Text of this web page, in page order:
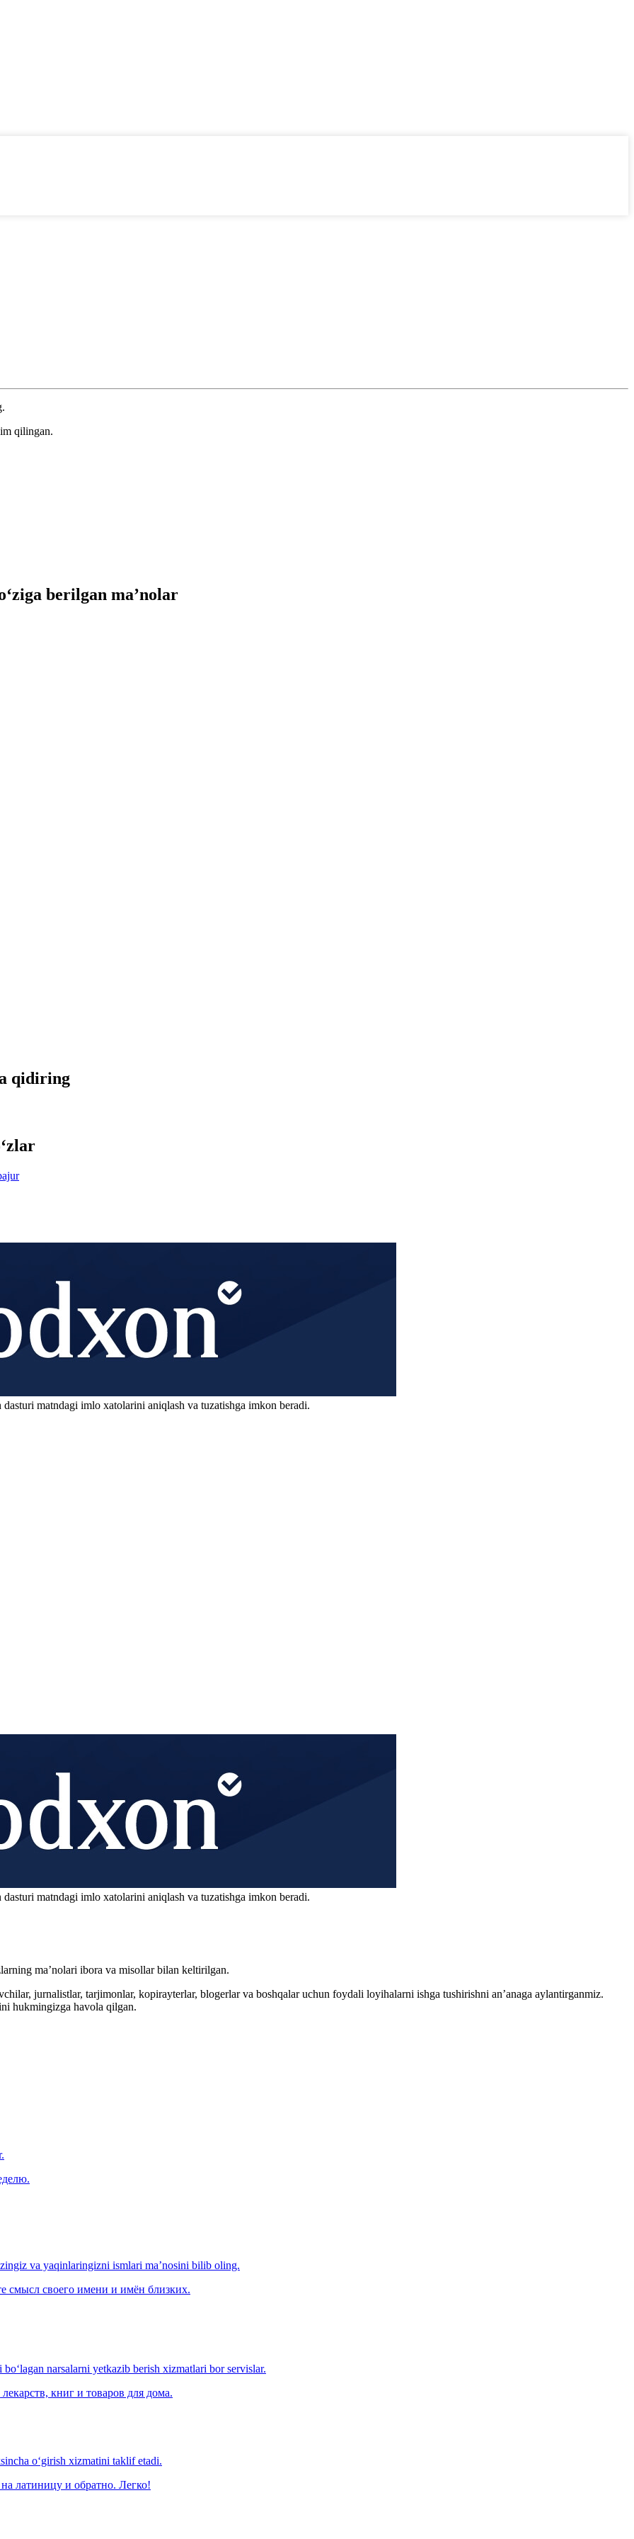
qilingan.
berilgan ma’nolar
qidiring
matndagi imlo xatolarini aniqlash va tuzatishga imkon beradi.
matndagi imlo xatolarini aniqlash va tuzatishga imkon beradi.
ma’nolari ibora va misollar bilan keltirilgan.
jurnalistlar, tarjimonlar, kopirayterlar, blogerlar va boshqalar uchun foydali loyihalarni ishga tushirishni an’anaga aylantirganmiz.
hukmingizga havola qilgan.
va yaqinlaringizni ismlari ma’nosini bilib oling.
смысл своего имени и имён близких.
narsalarni yetkazib berish xizmatlari bor servislar.
книг и товаров для дома.
o‘girish xizmatini taklif etadi.
латиницу и обратно. Легко!